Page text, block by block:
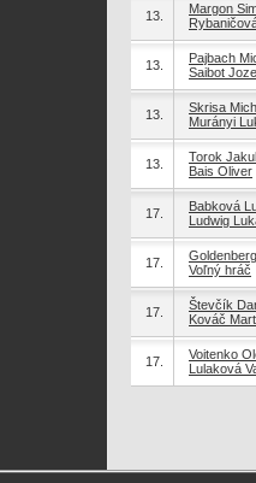
13.
Margon
13.
Pajbach
Saibot
13.
Skrisa
Murányi
13.
Torok
Bais Oliver
17.
Babková
Ludwig
17.
Voľný hráč
17.
Števčík
Kováč
17.
Voitenko
Lulaková